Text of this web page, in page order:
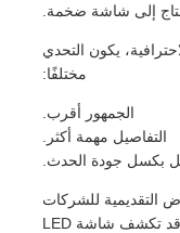
إلى شاشة ضخمة.
يكون التحدي
مختلفًا:
الجمهور أقرب.
التفاصيل مهمة أكثر.
بكسل جودة الحدث.
التقديمية للشركات
والخدمات الكنسية والمعارض المتميزة، قد تكشف شاشة LED